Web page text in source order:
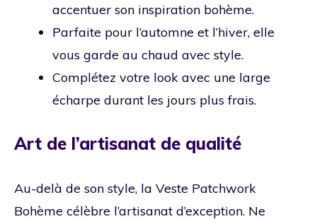
accentuer son inspiration bohème.
Parfaite pour l’automne et l’hiver, elle
vous garde au chaud avec style.
Complétez votre look avec une large
écharpe durant les jours plus frais.
Art de l’artisanat de qualité
Au-delà de son style, la Veste Patchwork
Bohème célèbre l’artisanat d’exception. Ne